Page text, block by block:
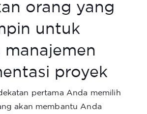
orang yang
untuk
manajemen
proyek
pertama Anda memilih
akan membantu Anda